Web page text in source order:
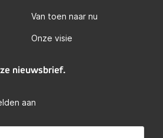
Van toen naar nu
Onze visie
nieuwsbrief.
aan